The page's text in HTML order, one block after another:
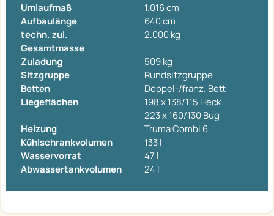
Umlaufmaß
1.016 cm
Aufbaulänge
640 cm
techn. zul.
Gesamtmasse
2.000 kg
Zuladung
509 kg
Sitzgruppe
Rundsitzgruppe
Betten
Doppel-/franz. Bett
Liegeflächen
198 x 138/115 Heck
223 x 160/130 Bug
Heizung
Truma Combi 6
Kühlschrankvolumen
133 l
Wasservorrat
47 l
Abwassertankvolumen
24 l